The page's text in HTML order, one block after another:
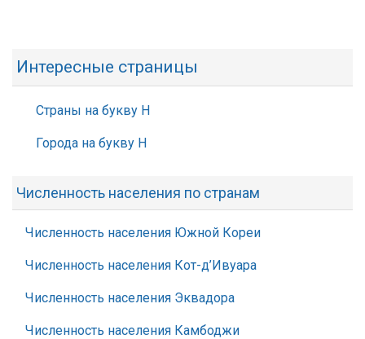
Интересные страницы
Страны на букву Н
Города на букву Н
Численность населения по странам
Численность населения Южной Кореи
Численность населения Кот-д’Ивуара
Численность населения Эквадора
Численность населения Камбоджи